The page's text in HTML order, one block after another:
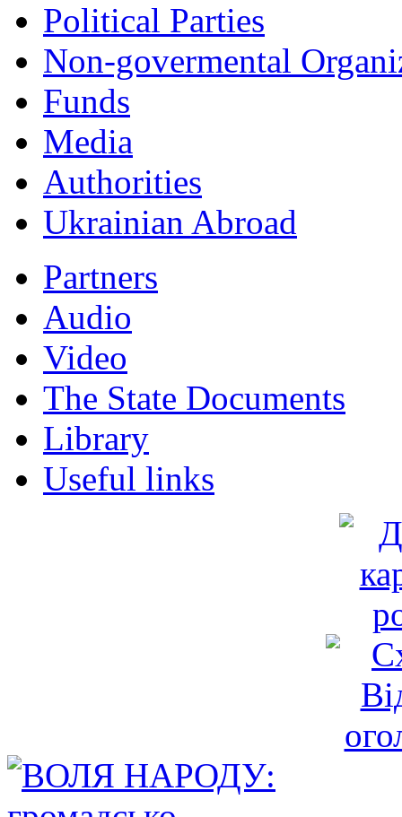
Political Parties
Non-govermental
Funds
Мedia
Authorities
Ukrainian Abroad
Partners
Audio
Video
The State Documents
Library
Useful links